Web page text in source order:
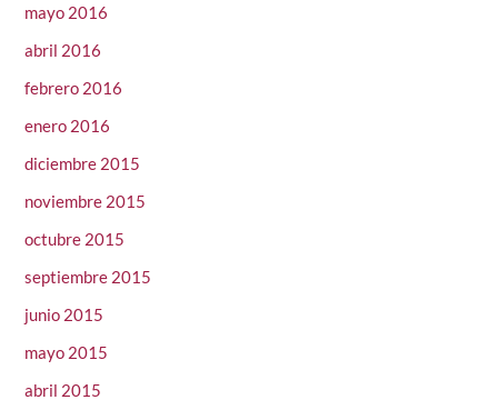
mayo 2016
abril 2016
febrero 2016
enero 2016
diciembre 2015
noviembre 2015
octubre 2015
septiembre 2015
junio 2015
mayo 2015
abril 2015